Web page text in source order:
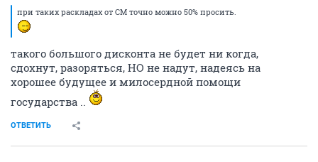
при таких раскладах от СМ точно можно 50% просить.
такого большого дисконта не будет ни когда,
сдохнут, разоряться, НО не надут, надеясь на
хорошее будущее и милосердной помощи
государства ..
ОТВЕТИТЬ